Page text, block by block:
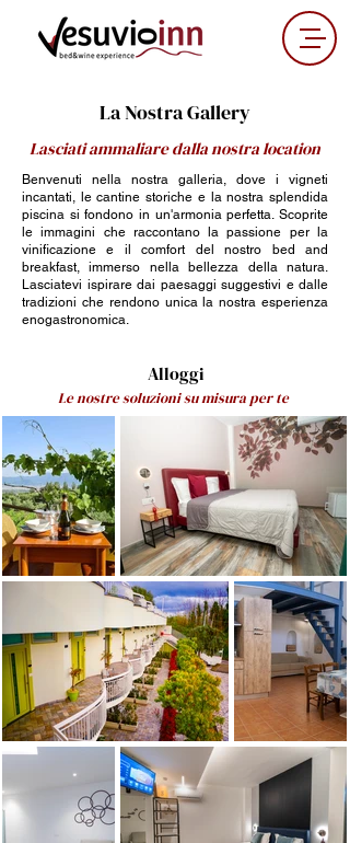
La Nostra Gallery
Lasciati ammaliare dalla nostra location
Benvenuti nella nostra galleria, dove i vigneti
incantati, le cantine storiche e la nostra splendida
piscina si fondono in un'armonia perfetta. Scoprite
le immagini che raccontano la passione per la
vinificazione e il comfort del nostro bed and
breakfast, immerso nella bellezza della natura.
Lasciatevi ispirare dai paesaggi suggestivi e dalle
tradizioni che rendono unica la nostra esperienza
enogastronomica.
Alloggi
Le nostre soluzioni su misura per te